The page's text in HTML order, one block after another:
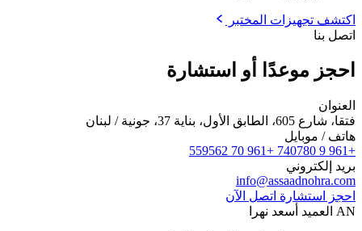
اكتشف تجهيزات المختبر
اتصل بنا
احجز موعدًا أو استشارة
العنوان
فتقا، شارع 605، الطابق الأول، بناية 37، جونية / لبنان
هاتف / موبايل
+961 9 740780
+961 70 559562
بريد إلكتروني
info@assaadnohra.com
احجز استشارة اتصل الآن
AN العميد أسعد نهرا